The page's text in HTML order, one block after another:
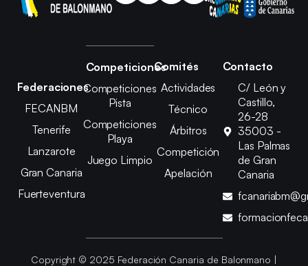
Federaciones
FECANBM
Tenerife
Lanzarote
Gran Canaria
Fuerteventura
Competiciones
Competiciones
Pista
Competiciones
Playa
Juego Limpio
Comités
Actividades
Técnico
Árbitros
Competición
Apelación
Contacto
C/ León y
Castillo,
26-28
35003 -
Las Palmas
de Gran
Canaria
Copyright © 2025 Federación Canaria de Balonmano |